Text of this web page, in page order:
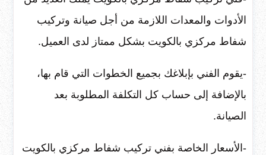
الأدوات والمعدات اللازمة من أجل صيانة وتركيب
شفاط مركزي بالكويت بشكل ممتاز لدى العميل.
-يقوم الفني بإبلاغك بجميع الخطوات التي قام بها،
بالإضافة إلى حساب كل التكلفة المطلوبة بعد
الصيانة.
-الأسعار الخاصة بفني تركيب شفاط مركزي بالكويت